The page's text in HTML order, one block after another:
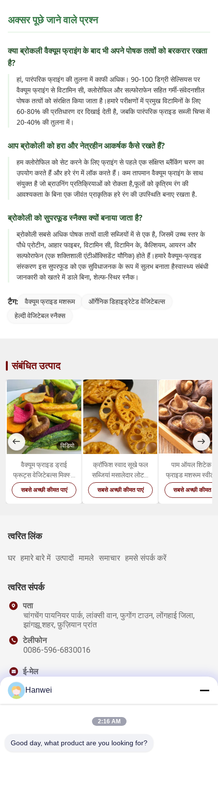
अक्सर पूछे जाने वाले प्रश्न
क्या ब्रोकली वैक्यूम फ्राइंग के बाद भी अपने पोषक तत्वों को बरकरार रखता
है?
हां, पारंपरिक फ्राइंग की तुलना में काफी अधिक। 90-100 डिग्री सेल्सियस पर
वैक्यूम फ्राइंग से विटामिन सी, क्लोरोफिल और सल्फोराफेन सहित गर्मी-संवेदनशील
पोषक तत्वों को संरक्षित किया जाता है।हमारे परीक्षणों में प्रमुख विटामिनों के लिए
60-80% की प्रतिधारण दर दिखाई देती है, जबकि पारंपरिक फ्राइड सब्जी चिप्स में
20-40% की तुलना में।
आप ब्रोकोली को हरा और नेत्रहीन आकर्षक कैसे रखते हैं?
हम क्लोरोफिल को सेट करने के लिए फ्राइंग से पहले एक संक्षिप्त ब्लैंकिंग चरण का
उपयोग करते हैं और हरे रंग में लॉक करते हैं। कम तापमान वैक्यूम फ्राइंग के साथ
संयुक्त है जो ब्राउनिंग प्रतिक्रियाओं को रोकता है,फूलों को कृत्रिम रंग की
आवश्यकता के बिना एक जीवंत प्राकृतिक हरे रंग की उपस्थिति बनाए रखता है.
ब्रोकोली को सुपरफूड स्नैक्स क्यों बनाया जाता है?
ब्रोकोली सबसे अधिक पोषक तत्वों वाली सब्जियों में से एक है, जिसमें उच्च स्तर के
पौधे प्रोटीन, आहार फाइबर, विटामिन सी, विटामिन के, कैल्शियम, आयरन और
सल्फोराफेन (एक शक्तिशाली एंटीऑक्सिडेंट यौगिक) होते हैं।हमारे वैक्यूम-फ्राइड
संस्करण इस सुपरफूड को एक सुविधाजनक के रूप में सुलभ बनाता हैस्वास्थ्य संबंधी
जानकारी को खतरे में डाले बिना, शेल्फ-स्थिर स्नैक।
टैग: वैक्यूम फ्राइड मशरूम
ऑर्गेनिक डिहाइड्रेटेड वेजिटेबल्स
हेल्दी वेजिटेबल स्नैक्स
संबंधित उत्पाद
विडियो
वैक्यूम फ्राइड ड्राई
फ्रूट्स वेजिटेबल्स मिक्स्ड
हेल्दी ऑर्गेनिक स्नैक्स
सबसे अच्छी कीमत पाएं
क्रॉफिश स्वाद सूखे फल
सब्जियां मसालेदार लोटस
रूट स्नैक्स
सबसे अच्छी कीमत पाएं
पाम ऑयल शिटेक
फ्राइड मशरूम स्वीट
वेजिटेबल स्नैक्स
सबसे अच्छी कीमत
त्वरित लिंक
घर हमारे बारे में उत्पादों मामले समाचार हमसे संपर्क करें
त्वरित संपर्क
पता
चांगचेंग पायनियर पार्क, लांक्सी वान, फुगोंग टाउन, लोंगहाई जिला,
झांगझू शहर, फ़ुज़ियान प्रांत
टेलीफोन
0086-596-6830016
ई-मेल
छूट और अधिक के लिए हमारे न्यूज़लेटर की सदस्यता लें।
Hanwei
2:16 AM
Good day, what product are you looking for?